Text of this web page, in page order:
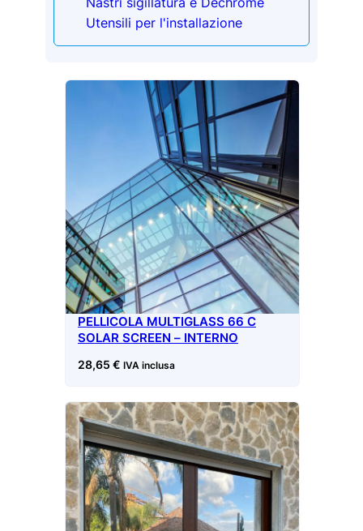
Utensili per l'installazione
PELLICOLA MULTIGLASS 66 C
SOLAR SCREEN – INTERNO
28,65 € IVA inclusa